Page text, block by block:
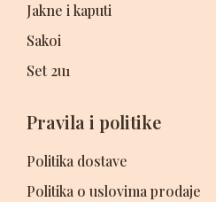
Jakne i kaputi
Sakoi
Set 2u1
Pravila i politike
Politika dostave
Politika o uslovima prodaje